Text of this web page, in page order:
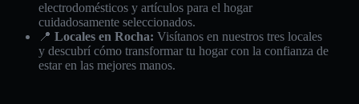
electrodomésticos y artículos para el hogar
cuidadosamente seleccionados.
📍 Locales en Rocha: Visítanos en nuestros tres locales
y descubrí cómo transformar tu hogar con la confianza de
estar en las mejores manos.